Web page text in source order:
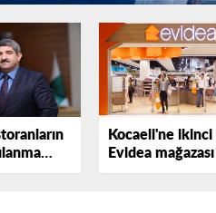
Kocaeli'ne ikinci
Evidea mağazası